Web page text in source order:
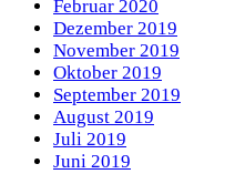
Februar 2020
Dezember 2019
November 2019
Oktober 2019
September 2019
August 2019
Juli 2019
Juni 2019